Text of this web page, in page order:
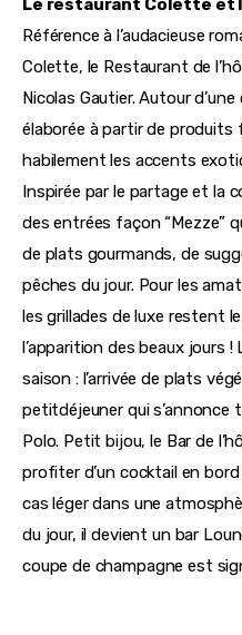
Le restaurant Colette et
Référence à l’audacieuse
Colette, le Restaurant de
Nicolas Gautier. Autour
élaborée à partir de produits
habilement les accents
Inspirée par le partage et la
des entrées façon “Mezze”
de plats gourmands, de
pêches du jour. Pour les
les grillades de luxe restent
l’apparition des beaux jours
saison : l’arrivée de plats
petitdéjeuner qui
Polo. Petit bijou, le Bar de
profiter d’un cocktail en
cas léger dans une
du jour, il devient un bar
coupe de champagne est